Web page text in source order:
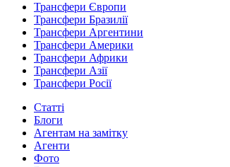
Трансфери Європи
Трансфери Бразилії
Трансфери Аргентини
Трансфери Америки
Трансфери Африки
Трансфери Азії
Трансфери Росії
Статті
Блоги
Агентам на замітку
Агенти
Фото